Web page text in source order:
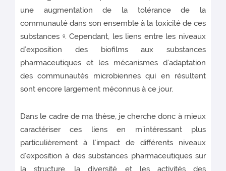
une augmentation de la tolérance de la
communauté dans son ensemble à la toxicité de ces
substances 9. Cependant, les liens entre les niveaux
d’exposition des biofilms aux substances
pharmaceutiques et les mécanismes d’adaptation
des communautés microbiennes qui en résultent
sont encore largement méconnus à ce jour.
Dans le cadre de ma thèse, je cherche donc à mieux
caractériser ces liens en m’intéressant plus
particulièrement à l’impact de différents niveaux
d’exposition à des substances pharmaceutiques sur
la structure, la diversité et les activités des